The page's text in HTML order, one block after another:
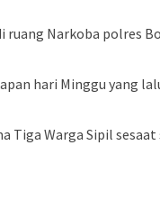
Narkoba polres
hari Minggu yang
Tiga Warga Sipil